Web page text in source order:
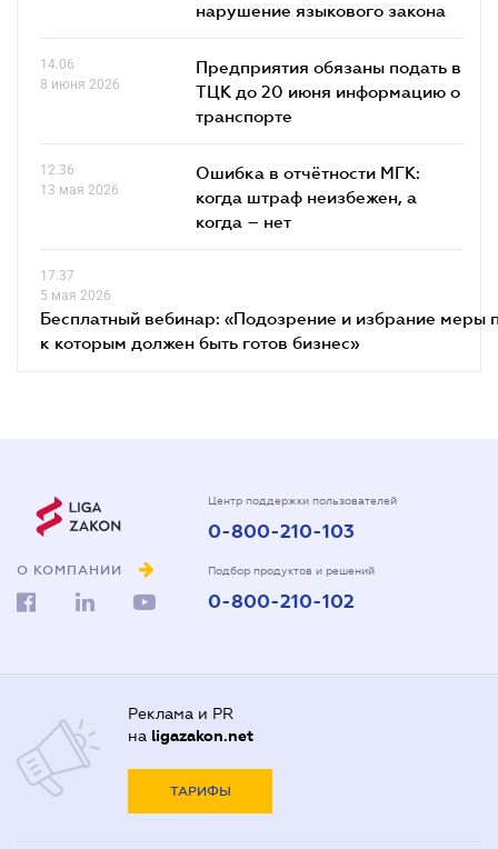
нарушение языкового закона
14.06
8 июня 2026
Предприятия обязаны подать в
ТЦК до 20 июня информацию о
транспорте
12.36
13 мая 2026
Ошибка в отчётности МГК:
когда штраф неизбежен, а
когда – нет
17.37
5 мая 2026
Бесплатный вебинар: «Подозрение и избрание меры
к которым должен быть готов бизнес»
О КОМПАНИИ
Центр поддержки пользователей
0-800-210-103
Подбор продуктов и решений
0-800-210-102
Реклама и PR
на ligazakon.net
ТАРИФЫ